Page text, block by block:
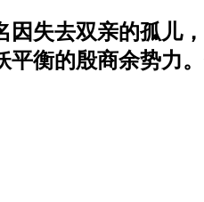
失去双亲的孤儿
衡的殷商余势力